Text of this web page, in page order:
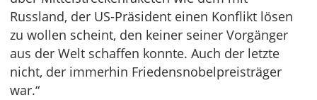
Russland, der US-Präsident einen Konflikt lösen
zu wollen scheint, den keiner seiner Vorgänger
aus der Welt schaffen konnte. Auch der letzte
nicht, der immerhin Friedensnobelpreisträger
war.“